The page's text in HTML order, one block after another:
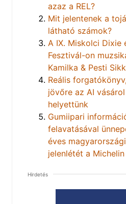
azaz a REL?
Mit jelentenek a
látható számok?
A IX. Miskolci Dixie
Fesztivál-on
Kamilka & Pesti Sikk
Reális
jövőre az AI vásárol
helyettünk
Gumiipari
felavatásával
éves magyarországi
jelenlétét a Michelin
Hirdetés